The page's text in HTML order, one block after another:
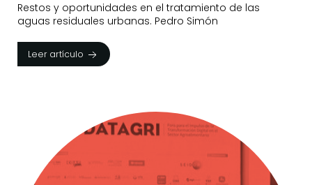
Restos y oportunidades en el tratamiento de las
aguas residuales urbanas. Pedro Simón
Leer artículo